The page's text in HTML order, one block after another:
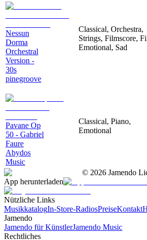
Nessun
Dorma
Orchestral
Version -
30s
pinegroove
Classical, Orchestra,
Strings, Filmscore,
Emotional, Sad
Pavane Op
50 - Gabriel
Faure
Abydos
Music
Classical, Piano,
Emotional
© 2026 Jamendo
App herunterladen
Nützliche Links
MusikkatalogIn-Store-RadiosPreiseKontakt
Jamendo
Jamendo für KünstlerJamendo Music
Rechtliches